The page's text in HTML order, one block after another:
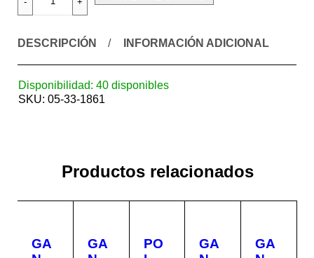
DESCRIPCIÓN INFORMACIÓN ADICIONAL
Disponibilidad: 40 disponibles
SKU: 05-33-1861
Productos relacionados
GA
GA
PO
GA
GA